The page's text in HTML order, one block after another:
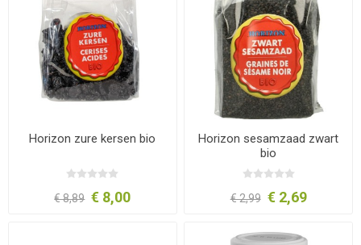
Horizon zure kersen bio
€ 8,89 € 8,00
Horizon sesamzaad zwart
bio
€ 2,99 € 2,69